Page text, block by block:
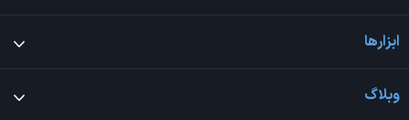
ابزارها
وبلاگ